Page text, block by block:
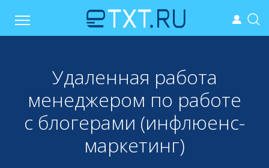
Удаленная работа
менеджером по работе
с блогерами (инфлюенс-
маркетинг)